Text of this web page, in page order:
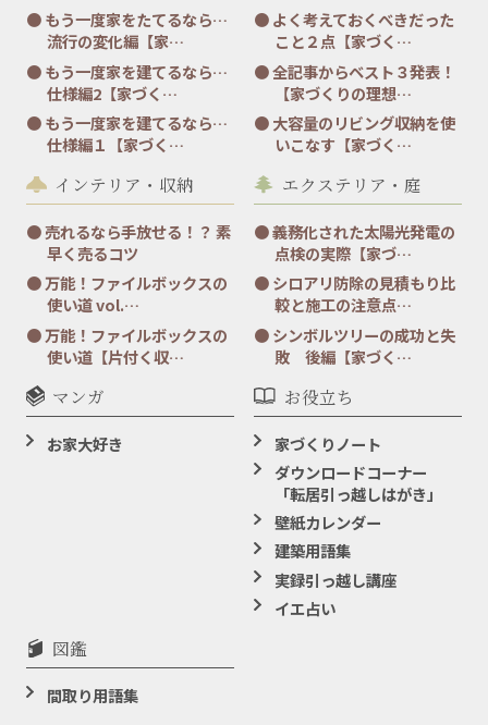
もう一度家をたてるなら…
流行の変化編【家…
もう一度家を建てるなら…
仕様編2【家づく…
もう一度家を建てるなら…
仕様編１【家づく…
よく考えておくべきだった
こと２点【家づく…
全記事からベスト３発表！
【家づくりの理想…
大容量のリビング収納を使
いこなす【家づく…
インテリア・収納
売れるなら手放せる！？ 素
早く売るコツ
万能！ファイルボックスの
使い道 vol.…
万能！ファイルボックスの
使い道【片付く収…
エクステリア・庭
義務化された太陽光発電の
点検の実際【家づ…
シロアリ防除の見積もり比
較と施工の注意点…
シンボルツリーの成功と失
敗 後編【家づく…
マンガ
お家大好き
お役立ち
家づくりノート
ダウンロードコーナー
「転居引っ越しはがき」
壁紙カレンダー
建築用語集
実録引っ越し講座
イエ占い
図鑑
間取り用語集